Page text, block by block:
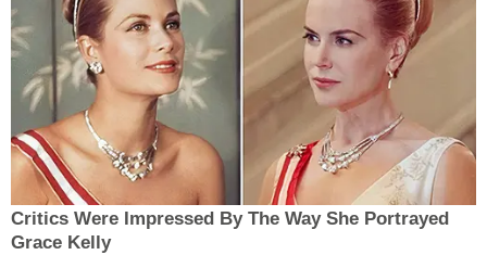
Critics Were Impressed By The Way She Portrayed
Grace Kelly